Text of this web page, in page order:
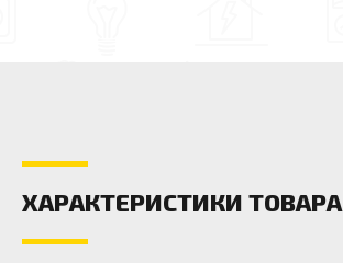
ХАРАКТЕРИСТИКИ ТОВАРА